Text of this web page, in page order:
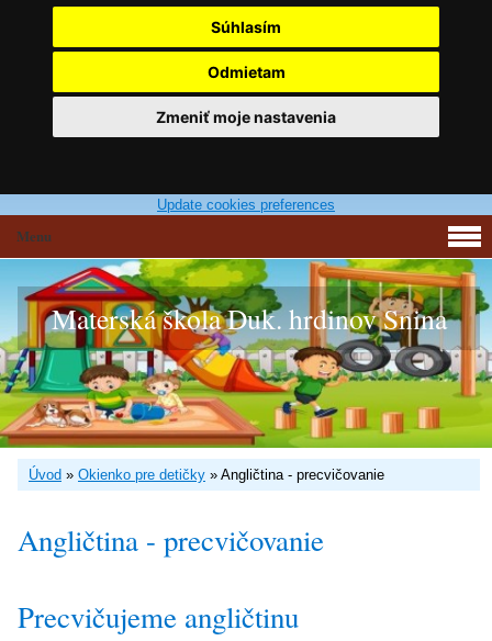
Súhlasím
Odmietam
Zmeniť moje nastavenia
Update cookies preferences
Materská škola Duk. hrdinov Snina
Úvod » Okienko pre detičky » Angličtina - precvičovanie
Angličtina - precvičovanie
Precvičujeme angličtinu
Menu